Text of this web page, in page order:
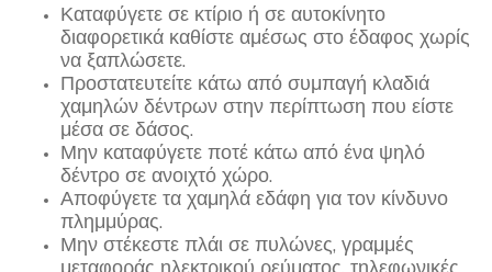
Καταφύγετε σε κτίριο ή σε αυτοκίνητο
διαφορετικά καθίστε αμέσως στο έδαφος χωρίς
να ξαπλώσετε.
Προστατευτείτε κάτω από συμπαγή κλαδιά
χαμηλών δέντρων στην περίπτωση που είστε
μέσα σε δάσος.
Μην καταφύγετε ποτέ κάτω από ένα ψηλό
δέντρο σε ανοιχτό χώρο.
Αποφύγετε τα χαμηλά εδάφη για τον κίνδυνο
πλημμύρας.
Μην στέκεστε πλάι σε πυλώνες, γραμμές